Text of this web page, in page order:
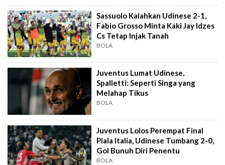
Sassuolo Kalahkan Udinese 2-1,
Fabio Grosso Minta Kaki Jay Idzes
Cs Tetap Injak Tanah
BOLA
Juventus Lumat Udinese,
Spalletti: Seperti Singa yang
Melahap Tikus
BOLA
Juventus Lolos Perempat Final
Piala Italia, Udinese Tumbang 2-0,
Gol Bunuh Diri Penentu
BOLA